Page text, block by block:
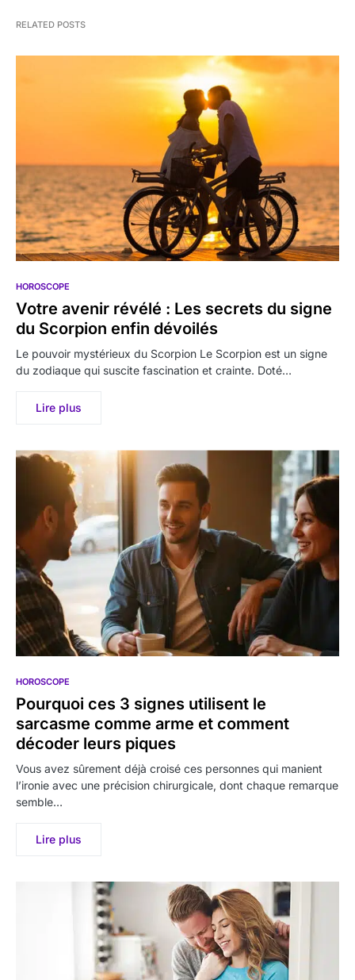
RELATED POSTS
HOROSCOPE
Votre avenir révélé : Les secrets du signe
du Scorpion enfin dévoilés
Le pouvoir mystérieux du Scorpion Le Scorpion est un signe
du zodiaque qui suscite fascination et crainte. Doté…
Lire plus
HOROSCOPE
Pourquoi ces 3 signes utilisent le
sarcasme comme arme et comment
décoder leurs piques
Vous avez sûrement déjà croisé ces personnes qui manient
l’ironie avec une précision chirurgicale, dont chaque remarque
semble…
Lire plus